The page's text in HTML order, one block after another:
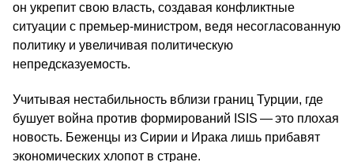
он укрепит свою власть, создавая конфликтные
ситуации с премьер-министром, ведя несогласованную
политику и увеличивая политическую
непредсказуемость.
Учитывая нестабильность вблизи границ Турции, где
бушует война против формирований ISIS — это плохая
новость. Беженцы из Сирии и Ирака лишь прибавят
экономических хлопот в стране.